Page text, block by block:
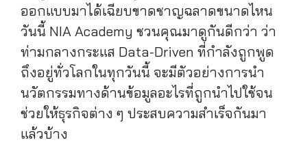
ออกแบบมาได้เฉียบขาดชาญฉลาดขนาดไหน
วันนี้ NIA Academy ชวนคุณมาดูกันดีกว่า ว่า
ท่ามกลางกระแส Data-Driven ที่กำลังถูกพูด
ถึงอยู่ทั่วโลกในทุกวันนี้ จะมีตัวอย่างการนำ
นวัตกรรมทางด้านข้อมูลอะไรที่ถูกนำไปใช้จน
ช่วยให้ธุรกิจต่าง ๆ ประสบความสำเร็จกันมา
แล้วบ้าง